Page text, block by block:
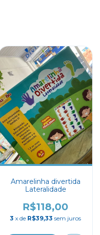
Amarelinha divertida
Lateralidade
R$118,00
3 x de R$39,33 sem juros